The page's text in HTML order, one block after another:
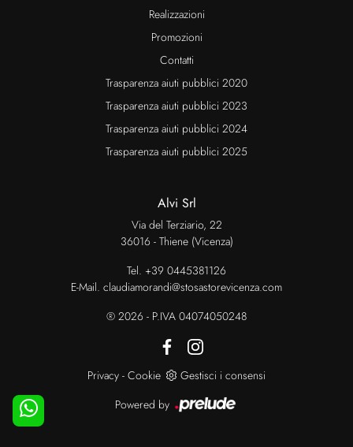
Realizzazioni
Promozioni
Contatti
Trasparenza aiuti pubblici 2020
Trasparenza aiuti pubblici 2023
Trasparenza aiuti pubblici 2024
Trasparenza aiuti pubblici 2025
Alvi Srl
Via del Terziario, 22
36016 - Thiene (Vicenza)
Tel. +39 0445381126
E-Mail. claudiamorandi@stosastorevicenza.com
® 2026 - P.IVA 04074050248
Privacy - Cookie
Gestisci i consensi
Powered by